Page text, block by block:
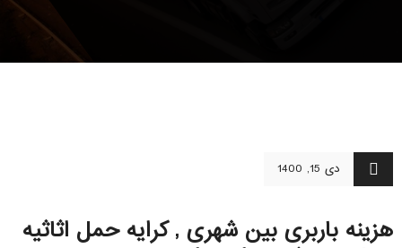
دی 15, 1400
هزینه باربری بین شهری , کرایه حمل اثاثیه